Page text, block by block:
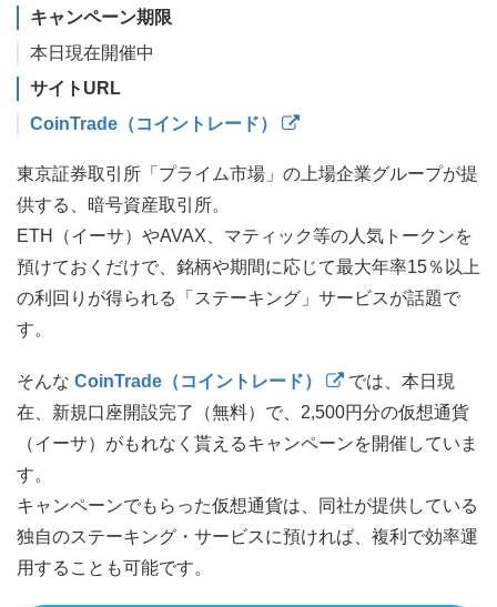
キャンペーン期限
本日現在開催中
サイトURL
CoinTrade（コイントレード）
東京証券取引所「プライム市場」の上場企業グループが提
供する、暗号資産取引所。
ETH（イーサ）やAVAX、マティック等の人気トークンを
預けておくだけで、銘柄や期間に応じて最大年率15％以上
の利回りが得られる「ステーキング」サービスが話題で
す。
そんな CoinTrade（コイントレード）
では、本日現
在、新規口座開設完了（無料）で、2,500円分の仮想通貨
（イーサ）がもれなく貰えるキャンペーンを開催していま
す。
キャンペーンでもらった仮想通貨は、同社が提供している
独自のステーキング・サービスに預ければ、複利で効率運
用することも可能です。